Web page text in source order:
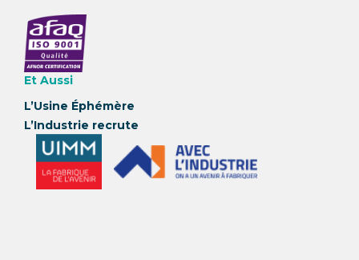
Et Aussi
L’Usine Éphémère
L’Industrie recrute